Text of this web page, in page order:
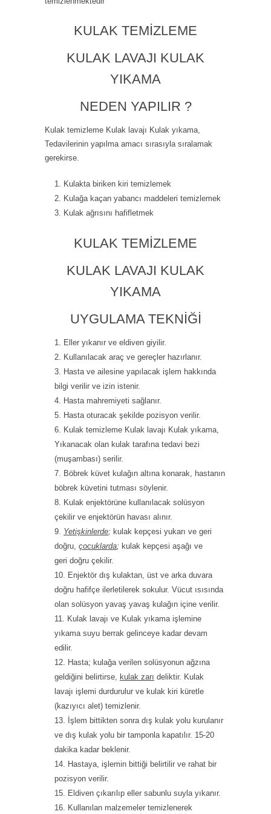
KULAK TEMIZLEME
KULAK LAVAJI KULAK
YIKAMA
NEDEN YAPILIR ?
Kulak temizleme Kulak lavajı Kulak yıkama,
Tedavilerinin yapılma amacı sırasıyla sıralamak
gerekirse.
Kulakta biriken kiri temizlemek
Kulağa kaçan yabancı maddeleri temizlemek
Kulak ağrısını hafifletmek
KULAK TEMIZLEME
KULAK LAVAJI KULAK
YIKAMA
UYGULAMA TEKNIĞI
Eller yıkanır ve eldiven giyilir.
Kullanılacak araç ve gereçler hazırlanır.
Hasta ve ailesine yapılacak işlem hakkında
bilgi verilir ve izin istenir.
Hasta mahremiyeti sağlanır.
Hasta oturacak şekilde pozisyon verilir.
Kulak temizleme Kulak lavajı Kulak yıkama,
Yıkanacak olan kulak tarafına tedavi bezi
(muşambası) serilir.
Böbrek küvet kulağın altına konarak, hastanın
böbrek küvetini tutması söylenir.
Kulak enjektörüne kullanılacak solüsyon
çekilir ve enjektörün havası alınır.
Yetişkinlerde; kulak kepçesi yukarı ve geri
doğru, çocuklarda; kulak kepçesi aşağı ve
geri doğru çekilir.
Enjektör dış kulaktan, üst ve arka duvara
doğru hafifçe ilerletilerek sokulur. Vücut ısısında
olan solüsyon yavaş yavaş kulağın içine verilir.
Kulak lavajı ve Kulak yıkama işlemine
yıkama suyu berrak gelinceye kadar devam
edilir.
Hasta; kulağa verilen solüsyonun ağzına
geldiğini belirtirse, kulak zarı deliktir. Kulak
lavajı işlemi durdurulur ve kulak kiri küretle
(kazıyıcı alet) temizlenir.
İşlem bittikten sonra dış kulak yolu kurulanır
ve dış kulak yolu bir tamponla kapatılır. 15-20
dakika kadar beklenir.
Hastaya, işlemin bittiği belirtilir ve rahat bir
pozisyon verilir.
Eldiven çıkarılıp eller sabunlu suyla yıkanır.
Kullanılan malzemeler temizlenerek